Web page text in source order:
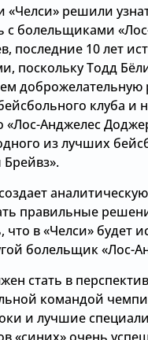
решили
с болельщиками
последние 10 лет
поскольку Тодд
доброжелательную
клуба и
«Лос-Анджелес
из лучших
Брейвз».
правильные
что в «Челси» будет
болельщик «Лос-
стать в
командой
и лучшие
«синих» очень